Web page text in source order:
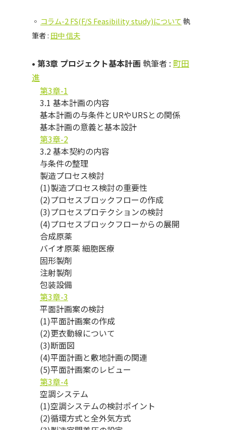
◦ コラム-2 FS(F/S Feasibility study)について執
筆者 : 田中 信夫
• 第3章 プロジェクト基本計画執筆者 : 町田
進
第3章-1
3.1 基本計画の内容
基本計画の与条件とURやURSとの関係
基本計画の意義と基本設計
第3章-2
3.2 基本契約の内容
与条件の整理
製造プロセス検討
(1)製造プロセス検討の重要性
(2)プロセスブロックフローの作成
(3)プロセスプロテクションの検討
(4)プロセスブロックフローからの展開
合成原薬
バイオ原薬 細胞医療
固形製剤
注射製剤
包装設備
第3章-3
平面計画案の検討
(1)平面計画案の作成
(2)更衣動線について
(3)断面図
(4)平面計画と敷地計画の関連
(5)平面計画案のレビュー
第3章-4
空調システム
(1)空調システムの検討ポイント
(2)循環方式と全外気方式